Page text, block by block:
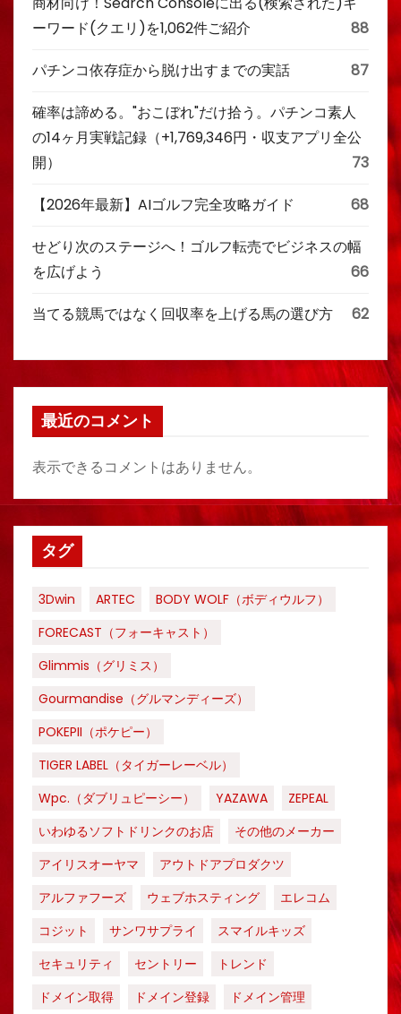
ーワード(クエリ)を1,062件ご紹介
88
パチンコ依存症から脱け出すまでの実話 87
確率は諦める。"おこぼれ"だけ拾う。パチンコ素人
の14ヶ月実戦記録（+1,769,346円・収支アプリ全公
開）
73
【2026年最新】AIゴルフ完全攻略ガイド 68
せどり次のステージへ！ゴルフ転売でビジネスの幅
を広げよう
66
当てる競馬ではなく回収率を上げる馬の選び方 62
最近のコメント
表示できるコメントはありません。
タグ
3Dwin ARTEC
BODY WOLF（ボディウルフ）
FORECAST（フォーキャスト）
Glimmis（グリミス）
Gourmandise（グルマンディーズ）
POKEPII（ポケピー）
TIGER LABEL（タイガーレーベル）
Wpc.（ダブリュピーシー）
YAZAWA
ZEPEAL
いわゆるソフトドリンクのお店
その他のメーカー
アイリスオーヤマ
アウトドアプロダクツ
アルファフーズ
ウェブホスティング
エレコム
コジット
サンワサプライ
スマイルキッズ
セキュリティ
セントリー
トレンド
ドメイン取得
ドメイン登録 ドメイン管理